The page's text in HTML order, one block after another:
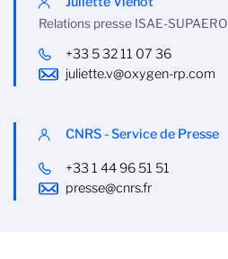
Relations presse ISAE-SUPAERO
+33 5 32 11 07 36
juliette.v@oxygen-rp.com
CNRS - Service de Presse
+33 1 44 96 51 51
presse@cnrs.fr